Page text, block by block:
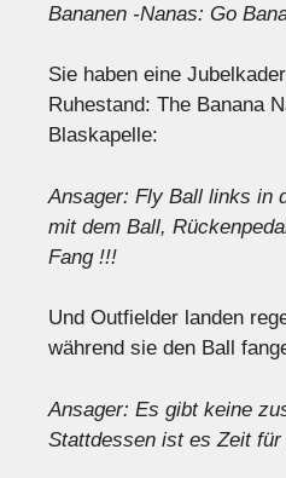
Bananen -Nanas: Go
Sie haben eine
Ruhestand: The Banana
Blaskapelle:
Ansager: Fly Ball links in
mit dem Ball,
Fang !!!
Und Outfielder landen
während sie den Ball
Ansager: Es gibt keine
Stattdessen ist es Zeit für